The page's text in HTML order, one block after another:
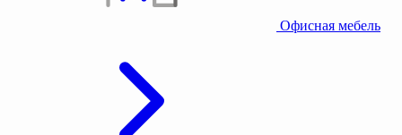
Офисная мебель